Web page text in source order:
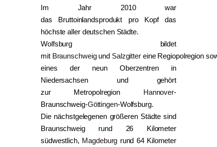
Im Jahr 2010 war
das Bruttoinlandsprodukt pro Kopf das
höchste aller deutschen Städte.
Wolfsburg bildet
mit Braunschweigund Salzgittereine Regiopolregion
eines der neun Oberzentren in
Niedersachsen und gehört
zur Metropolregion Hannover-
Braunschweig-Göttingen-Wolfsburg.
Die nächstgelegenen größeren Städte sind
Braunschweig rund 26 Kilometer
südwestlich, Magdeburg rund 64 Kilometer